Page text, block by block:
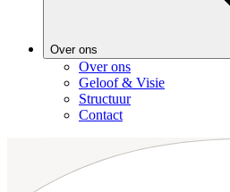
Over ons
Over ons
Geloof & Visie
Structuur
Contact